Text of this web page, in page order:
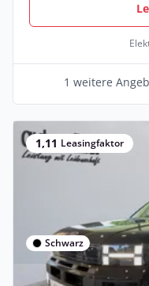
1 weitere
1,11 Leasingfaktor
Schwarz